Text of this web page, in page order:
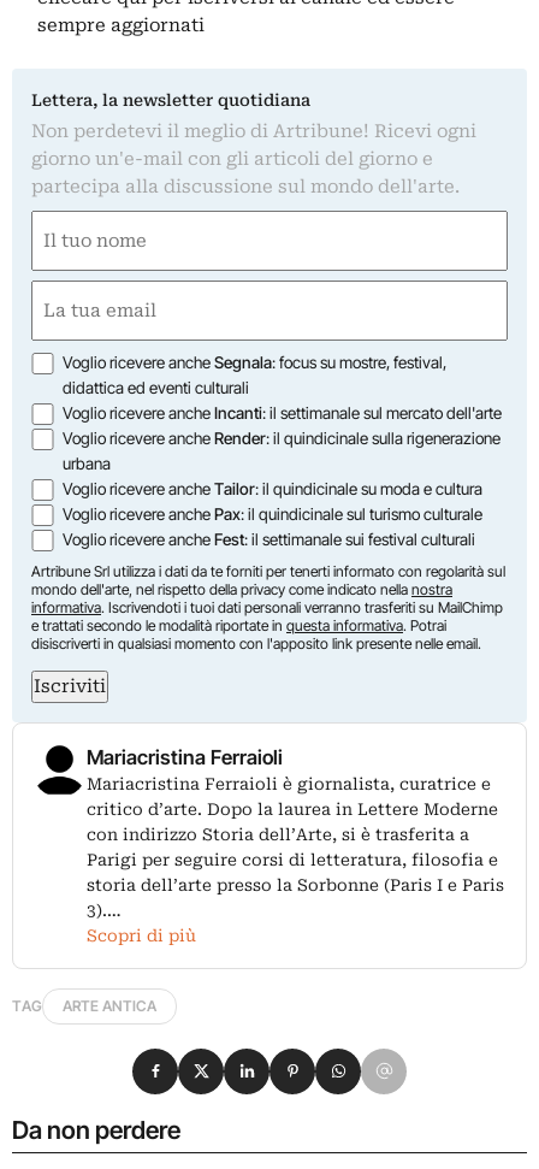
sempre aggiornati
Lettera, la newsletter quotidiana
Non perdetevi il meglio di Artribune! Ricevi ogni
giorno un'e-mail con gli articoli del giorno e
partecipa alla discussione sul mondo dell'arte.
(Obbligatorio)
Nome
(Obbligatorio)
Opzioni
Voglio ricevere ancheSegnala: focus su mostre, festival,
didattica ed eventi culturali
Voglio ricevere ancheIncanti: il settimanale sul mercato dell'arte
Voglio ricevere ancheRender: il quindicinale sulla rigenerazione
urbana
Voglio ricevere ancheTailor: il quindicinale su moda e cultura
Voglio ricevere anchePax: il quindicinale sul turismo culturale
Voglio ricevere ancheFest: il settimanale sui festival culturali
Artribune Srl utilizza i dati da te forniti per tenerti informato con regolarità sul
mondo dell'arte, nel rispetto della privacy come indicato nella nostra
informativa. Iscrivendoti i tuoi dati personali verranno trasferiti su MailChimp
e trattati secondo le modalità riportate in questa informativa. Potrai
disiscriverti in qualsiasi momento con l'apposito link presente nelle email.
Iscriviti
Mariacristina Ferraioli
Mariacristina Ferraioli è giornalista, curatrice e
critico d’arte. Dopo la laurea in Lettere Moderne
con indirizzo Storia dell’Arte, si è trasferita a
Parigi per seguire corsi di letteratura, filosofia e
storia dell’arte presso la Sorbonne (Paris I e Paris
3).…
Scopri di più
TAG ARTE ANTICA
Da non perdere
Condividi su Facebook
Condividi su X
Condividi su LinkedIn
Condividi su Pinterest
Condividi su WhatsApp
Condividi su Email